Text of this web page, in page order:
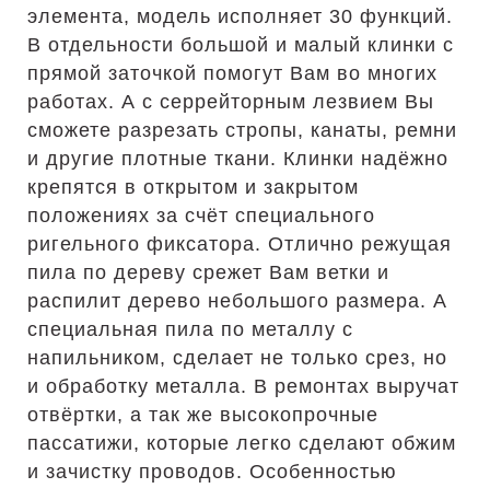
элемента, модель исполняет 30 функций.
В отдельности большой и малый клинки с
прямой заточкой помогут Вам во многих
работах. А с серрейторным лезвием Вы
сможете разрезать стропы, канаты, ремни
и другие плотные ткани. Клинки надёжно
крепятся в открытом и закрытом
положениях за счёт специального
ригельного фиксатора. Отлично режущая
пила по дереву срежет Вам ветки и
распилит дерево небольшого размера. А
специальная пила по металлу с
напильником, сделает не только срез, но
и обработку металла. В ремонтах выручат
отвёртки, а так же высокопрочные
пассатижи, которые легко сделают обжим
и зачистку проводов. Особенностью